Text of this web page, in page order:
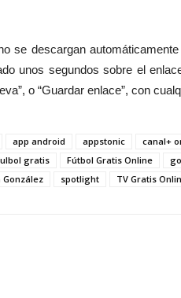
se descargan
unos segundos sobre el
o “Guardar enlace”, con
app android appstonic canal+
gratis Fútbol Gratis Online
González spotlight TV Gratis